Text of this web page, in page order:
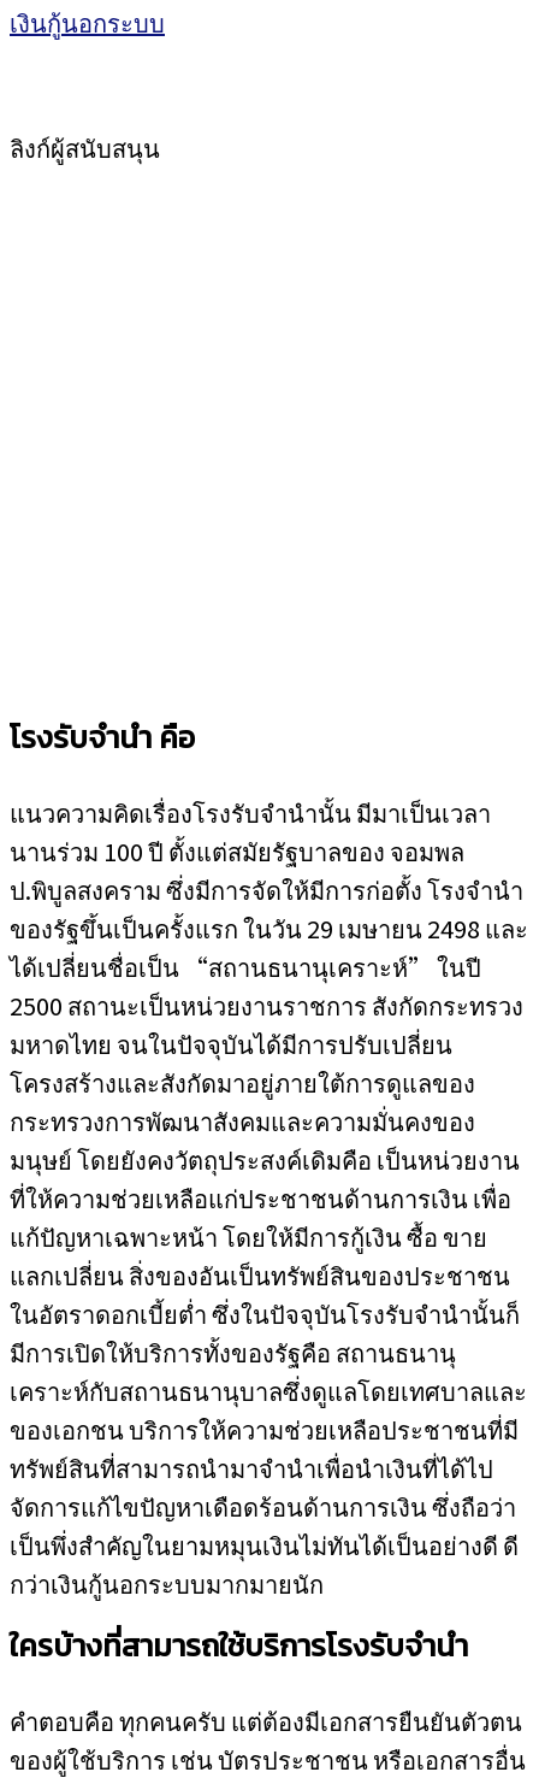
เงินกู้นอกระบบ
ลิงก์ผู้สนับสนุน
โรงรับจำนำ คือ
แนวความคิดเรื่องโรงรับจำนำนั้น มีมาเป็นเวลา
นานร่วม 100 ปี ตั้งแต่สมัยรัฐบาลของ จอมพล
ป.พิบูลสงคราม ซึ่งมีการจัดให้มีการก่อตั้ง โรงจำนำ
ของรัฐขึ้นเป็นครั้งแรก ในวัน 29 เมษายน 2498 และ
ได้เปลี่ยนชื่อเป็น “สถานธนานุเคราะห์” ในปี
2500 สถานะเป็นหน่วยงานราชการ สังกัดกระทรวง
มหาดไทย จนในปัจจุบันได้มีการปรับเปลี่ยน
โครงสร้างและสังกัดมาอยู่ภายใต้การดูแลของ
กระทรวงการพัฒนาสังคมและความมั่นคงของ
มนุษย์ โดยยังคงวัตถุประสงค์เดิมคือ เป็นหน่วยงาน
ที่ให้ความช่วยเหลือแก่ประชาชนด้านการเงิน เพื่อ
แก้ปัญหาเฉพาะหน้า โดยให้มีการกู้เงิน ซื้อ ขาย
แลกเปลี่ยน สิ่งของอันเป็นทรัพย์สินของประชาชน
ในอัตราดอกเบี้ยต่ำ ซึ่งในปัจจุบันโรงรับจำนำนั้นก็
มีการเปิดให้บริการทั้งของรัฐคือ สถานธนานุ
เคราะห์กับสถานธนานุบาลซึ่งดูแลโดยเทศบาลและ
ของเอกชน บริการให้ความช่วยเหลือประชาชนที่มี
ทรัพย์สินที่สามารถนำมาจำนำเพื่อนำเงินที่ได้ไป
จัดการแก้ไขปัญหาเดือดร้อนด้านการเงิน ซึ่งถือว่า
เป็นพึ่งสำคัญในยามหมุนเงินไม่ทันได้เป็นอย่างดี ดี
กว่าเงินกู้นอกระบบมากมายนัก
ใครบ้างที่สามารถใช้บริการโรงรับจำนำ
คำตอบคือ ทุกคนครับ แต่ต้องมีเอกสารยืนยันตัวตน
ของผู้ใช้บริการ เช่น บัตรประชาชน หรือเอกสารอื่น